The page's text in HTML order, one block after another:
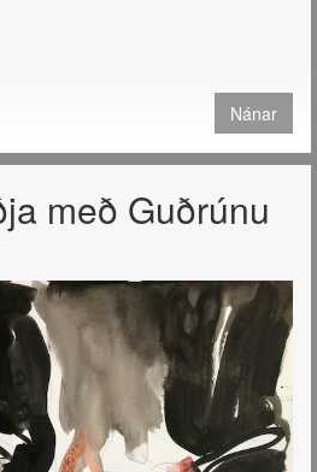
Nánar
með Guðrúnu